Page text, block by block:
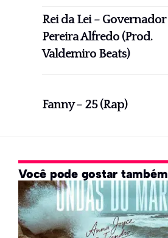
Rei da Lei – Governador
Pereira Alfredo (Prod.
Valdemiro Beats)
Fanny – 25 (Rap)
Você pode gostar também